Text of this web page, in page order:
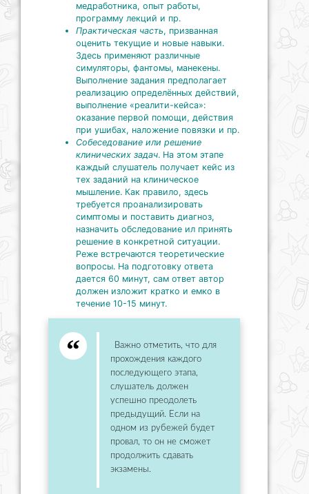
медработника, опыт работы,
программу лекций и пр.
Практическая часть, призванная
оценить текущие и новые навыки.
Здесь применяют различные
симуляторы, фантомы, манекены.
Выполнение задания предполагает
реализацию определённых действий,
выполнение «реалити-кейса»:
оказание первой помощи, действия
при ушибах, наложение повязки и пр.
Собеседование или решение
клинических задач. На этом этапе
каждый слушатель получает кейс из
тех заданий на клиническое
мышление. Как правило, здесь
требуется проанализировать
симптомы и поставить диагноз,
назначить обследование ил принять
решение в конкретной ситуации.
Реже встречаются теоретические
вопросы. На подготовку ответа
дается 60 минут, сам ответ автор
должен изложит кратко и емко в
течение 10-15 минут.
Важно отметить, что для
прохождения каждого
последующего этапа,
слушатель должен
успешно преодолеть
предыдущий. Если на
одном из рубежей будет
провал, то он не сможет
продолжить сдавать
экзамены.